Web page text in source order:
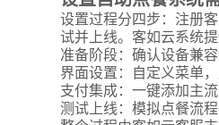
设置过程分四步：注册
试并上线。客如云系统提
准备阶段：确认设备兼
界面设置：自定义菜单，
支付集成：一键添加主
测试上线：模拟点餐流